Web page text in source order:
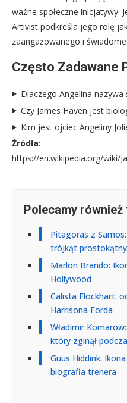
ważne społeczne inicjatywy.
Artivist podkreśla jego rolę
zaangażowanego i
Często Zadawane
Dlaczego Angelina nazywa
Czy James Haven jest
Kim jest ojciec Angeliny
Źródła:
https://en.wikipedia.org/wiki/
Polecamy również
Pitagoras z
trójkąt prostokątny
Marlon Brando:
Hollywood
Calista Flockhart:
Harrisona Forda
Władimir
który zginął
Guus Hiddink:
biografia trenera